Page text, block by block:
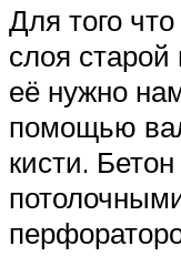
Для того
слоя старой
её нужно
помощью
кисти.